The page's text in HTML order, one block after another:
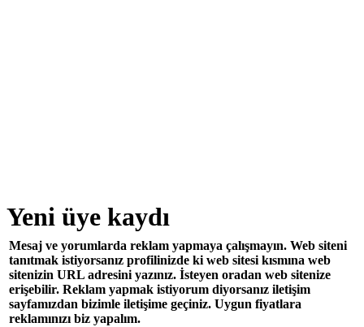
Yeni üye kaydı
Mesaj ve yorumlarda reklam yapmaya çalışmayın. Web siteni
tanıtmak istiyorsanız profilinizde ki web sitesi kısmına web
sitenizin URL adresini yazınız. İsteyen oradan web sitenize
erişebilir. Reklam yapmak istiyorum diyorsanız iletişim
sayfamızdan bizimle iletişime geçiniz. Uygun fiyatlara
reklamınızı biz yapalım.